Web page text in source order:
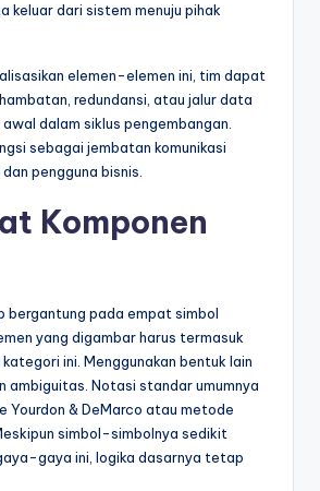
keluar dari sistem menuju pihak
elemen-elemen ini, tim dapat
redundansi, atau jalur data
dalam siklus pengembangan.
sebagai jembatan komunikasi
pengguna bisnis.
Komponen
bergantung pada empat simbol
yang digambar harus termasuk
ini. Menggunakan bentuk lain
ambiguitas. Notasi standar umumnya
Yourdon & DeMarco atau metode
simbol-simbolnya sedikit
gaya ini, logika dasarnya tetap